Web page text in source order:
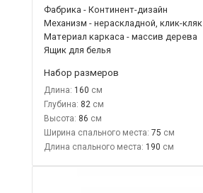
Фабрика - Континент-дизайн
Механизм - нераскладной, клик-кляк
Материал каркаса - массив дерева
Ящик для белья
Набор размеров
Длина: 160
Глубина: 82
Высота: 86
Ширина спального места: 75
Длина спального места: 190